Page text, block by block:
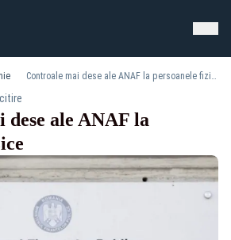
Controale mai dese ale ANAF la persoanele fizice
dese ale ANAF la